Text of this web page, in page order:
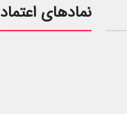
نمادهای اعتماد